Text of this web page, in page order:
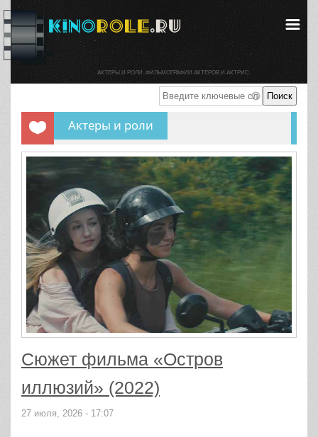
Актеры и роли
Сюжет фильма «Остров
иллюзий» (2022)
27 июля, 2026 - 17:07
АКТЕРЫ И РОЛИ. ФИЛЬМОГРАФИИ АКТЕРОВ И АКТРИС.